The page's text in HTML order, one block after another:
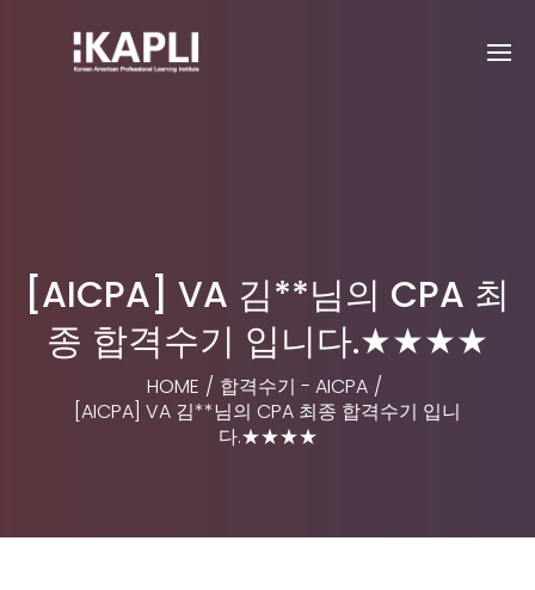
[AICPA] VA 김**님의 CPA 최
종 합격수기 입니다.★★★★
HOME / 합격수기 - AICPA /
[AICPA] VA 김**님의 CPA 최종 합격수기 입니
다.★★★★